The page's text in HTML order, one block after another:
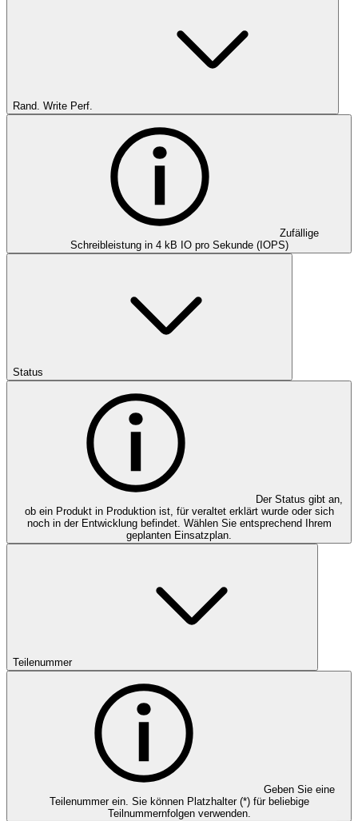
Rand. Write Perf.
Zufällige
Schreibleistung in 4 kB IO pro Sekunde (IOPS)
Status
Der Status gibt an,
ob ein Produkt in Produktion ist, für veraltet erklärt wurde oder sich
noch in der Entwicklung befindet. Wählen Sie entsprechend Ihrem
geplanten Einsatzplan.
Teilenummer
Geben Sie eine
Teilenummer ein. Sie können Platzhalter (*) für beliebige
Teilnummernfolgen verwenden.